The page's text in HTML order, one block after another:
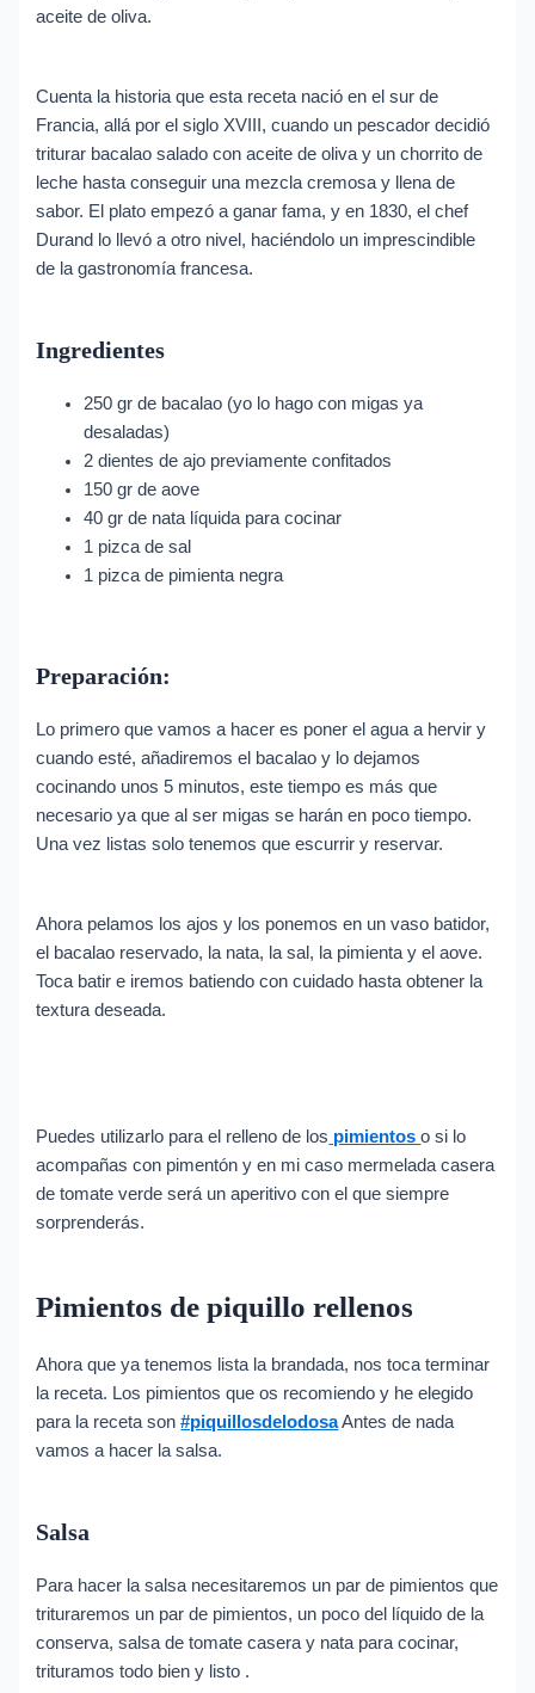
aceite de oliva.
Cuenta la historia que esta receta nació en el sur de
Francia, allá por el siglo XVIII, cuando un pescador decidió
triturar bacalao salado con aceite de oliva y un chorrito de
leche hasta conseguir una mezcla cremosa y llena de
sabor. El plato empezó a ganar fama, y en 1830, el chef
Durand lo llevó a otro nivel, haciéndolo un imprescindible
de la gastronomía francesa.
Ingredientes
250 gr de bacalao (yo lo hago con migas ya
desaladas)
2 dientes de ajo previamente confitados
150 gr de aove
40 gr de nata líquida para cocinar
1 pizca de sal
1 pizca de pimienta negra
Preparación:
Lo primero que vamos a hacer es poner el agua a hervir y
cuando esté, añadiremos el bacalao y lo dejamos
cocinando unos 5 minutos, este tiempo es más que
necesario ya que al ser migas se harán en poco tiempo.
Una vez listas solo tenemos que escurrir y reservar.
Ahora pelamos los ajos y los ponemos en un vaso batidor,
el bacalao reservado, la nata, la sal, la pimienta y el aove.
Toca batir e iremos batiendo con cuidado hasta obtener la
textura deseada.
Puedes utilizarlo para el relleno de los pimientoso si lo
acompañas con pimentón y en mi caso mermelada casera
de tomate verde será un aperitivo con el que siempre
sorprenderás.
Pimientos de piquillo rellenos
Ahora que ya tenemos lista la brandada, nos toca terminar
la receta. Los pimientos que os recomiendo y he elegido
para la receta son#piquillosdelodosaAntes de nada
vamos a hacer la salsa.
Salsa
Para hacer la salsa necesitaremos un par de pimientos que
trituraremos un par de pimientos, un poco del líquido de la
conserva, salsa de tomate casera y nata para cocinar,
trituramos todo bien y listo .